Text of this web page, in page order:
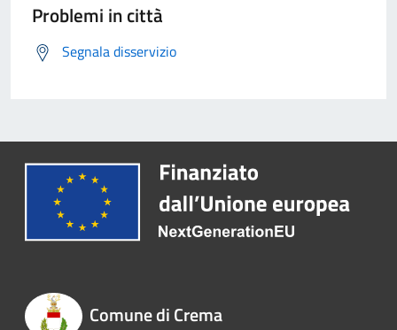
Problemi in città
Segnala disservizio
Comune di Crema